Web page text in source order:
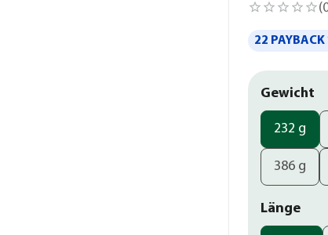
(
22
Gewicht
232 g
386 g
Länge